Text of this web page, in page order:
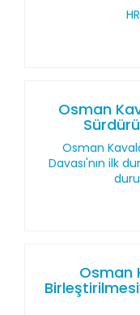
Osman
Osman
Davası'nın ilk
Osman